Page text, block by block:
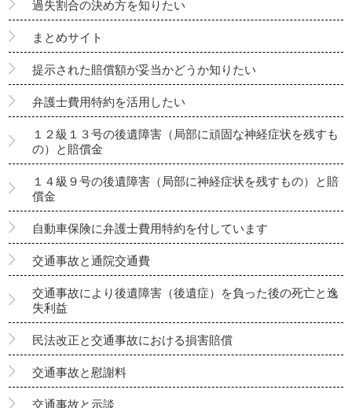
過失割合の決め方を知りたい
まとめサイト
提示された賠償額が妥当かどうか知りたい
弁護士費用特約を活用したい
１２級１３号の後遺障害（局部に頑固な神経症状を残すも
の）と賠償金
１４級９号の後遺障害（局部に神経症状を残すもの）と賠
償金
自動車保険に弁護士費用特約を付しています
交通事故と通院交通費
交通事故により後遺障害（後遺症）を負った後の死亡と逸
失利益
民法改正と交通事故における損害賠償
交通事故と慰謝料
交通事故と示談